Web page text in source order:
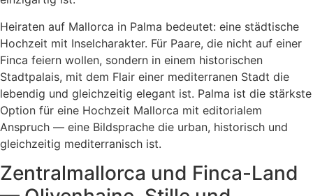
Heiraten auf Mallorca in Palma bedeutet: eine städtische
Hochzeit mit Inselcharakter. Für Paare, die nicht auf einer
Finca feiern wollen, sondern in einem historischen
Stadtpalais, mit dem Flair einer mediterranen Stadt die
lebendig und gleichzeitig elegant ist. Palma ist die stärkste
Option für eine Hochzeit Mallorca mit editorialem
Anspruch — eine Bildsprache die urban, historisch und
gleichzeitig mediterranisch ist.
Zentralmallorca und Finca-Land